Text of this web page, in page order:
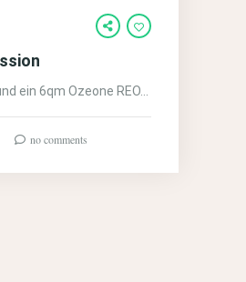
ein 6qm Ozeone REO…
no comments